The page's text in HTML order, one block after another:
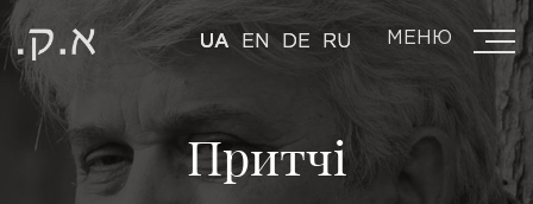
UA EN DE RU МЕНЮ
Притчі